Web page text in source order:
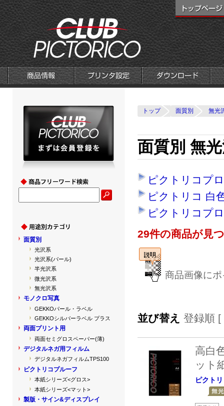
トップ 面質別 無光
面質別 無
ピクトリコプ
ピクトリコ 白
ピクトリコプ
29件の商品が見
商品画像に
並び替え 登録順 [
高白
ット
ピクト
面質別
光沢系
光沢系(パール)
半光沢系
微光沢系
無光沢系
モノクロ写真
GEKKOパール・ラベル
GEKKOシルバーラベル プラス
両面プリント用
両面セミグロスペーパー(薄)
デジタルネガ用フィルム
デジタルネガフィルムTPS100
ピクトリコプルーフ
本紙シリーズ<グロス>
本紙シリーズ<マット>
製版・サイン&ディスプレイ